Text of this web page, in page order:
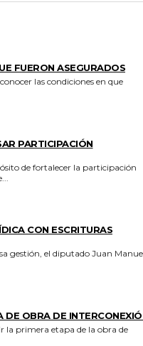
FUERON ASEGURADOS
PARTICIPACIÓN
CON ESCRITURAS
DE OBRA DE